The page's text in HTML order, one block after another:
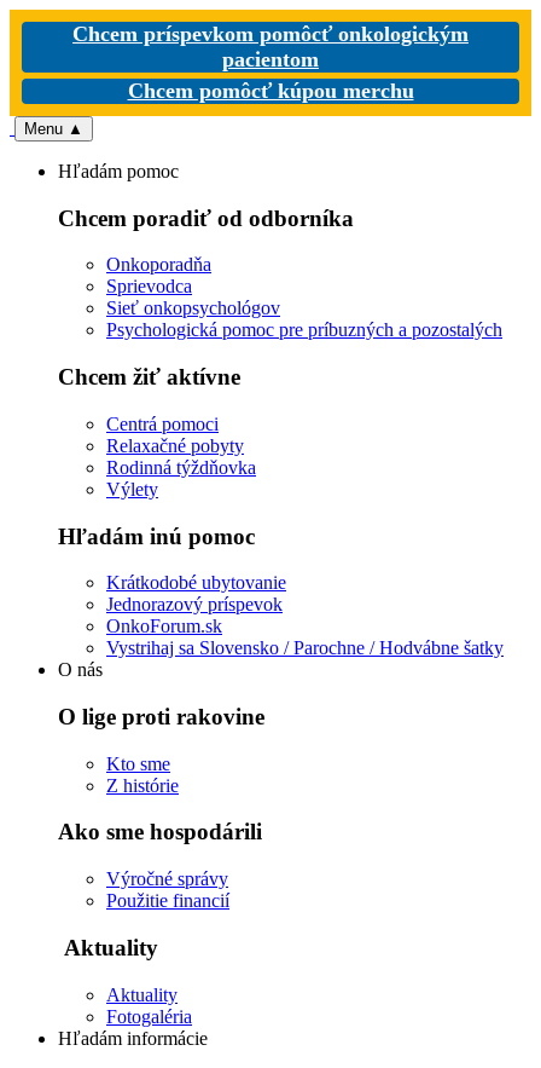
Chcem príspevkom pomôcť onkologickým
pacientom
Chcem pomôcť kúpou merchu
Menu ▲
Hľadám pomoc
Chcem poradiť od odborníka
Onkoporadňa
Sprievodca
Sieť onkopsychológov
Psychologická pomoc pre príbuzných a pozostalých
Chcem žiť aktívne
Centrá pomoci
Relaxačné pobyty
Rodinná týždňovka
Výlety
Hľadám inú pomoc
Krátkodobé ubytovanie
Jednorazový príspevok
OnkoForum.sk
Vystrihaj sa Slovensko / Parochne / Hodvábne šatky
O nás
O lige proti rakovine
Kto sme
Z histórie
Ako sme hospodárili
Výročné správy
Použitie financií
Aktuality
Aktuality
Fotogaléria
Hľadám informácie